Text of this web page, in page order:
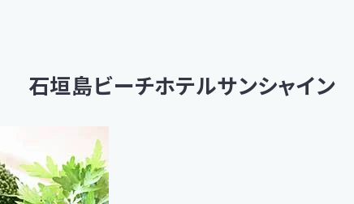
石垣島ビーチホテルサンシャイン